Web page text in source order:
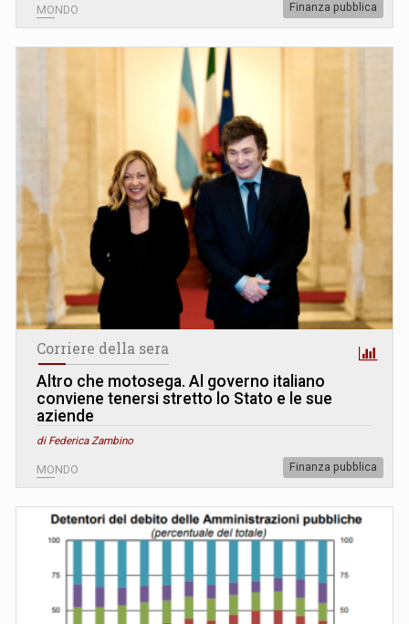
MONDO Finanza pubblica
Corriere della sera
Altro che motosega. Al governo italiano
conviene tenersi stretto lo Stato e le sue
aziende
di Federica Zambino
MONDO Finanza pubblica